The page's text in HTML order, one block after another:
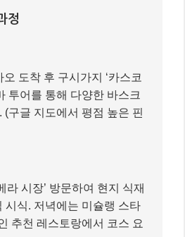
정
도착 후 구시가지 ‘카스코
투어를 통해 다양한 바스크
(구글 지도에서 평점 높은 핀
라 시장’ 방문하여 현지 식재
시식. 저녁에는 미슐랭 스타
추천 레스토랑에서 코스 요